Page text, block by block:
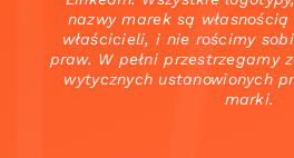
nazwy marek są
właścicieli, i nie rościmy
praw. W pełni przestrzegamy
wytycznych ustanowionych
marki.